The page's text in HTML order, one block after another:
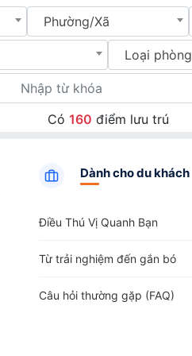
Phường/Xã
Loại phòng
Có 160 điểm lưu trú
Dành cho du khách
Điều Thú Vị Quanh Bạn
Từ trải nghiệm đến gắn bó
Câu hỏi thường gặp (FAQ)